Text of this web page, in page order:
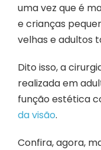
uma vez que é
e crianças
velhas e adultos
Dito isso, a
realizada em
função estética
da visão.
Confira, agora,